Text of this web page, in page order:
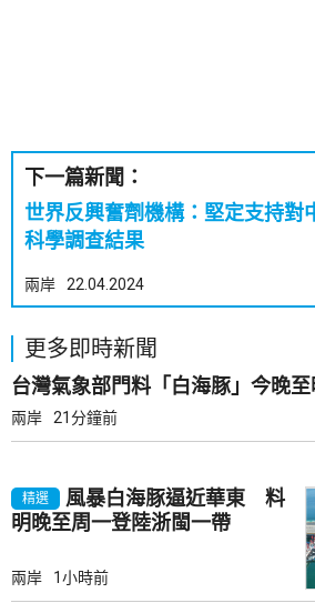
下一篇新聞：
世界反興奮劑機構：堅定支持對
科學調查結果
兩岸 22.04.2024
更多即時新聞
台灣氣象部門料「白海豚」今晚
兩岸 21分鐘前
精選
風暴白海豚逼近華東 料
明晚至周一登陸浙閩一帶
兩岸 1小時前